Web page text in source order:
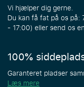
Vi hjælper dig gerne.
Du kan få fat på os
- 17:00) eller send os
100%
Garanteret pladser
Læs mere